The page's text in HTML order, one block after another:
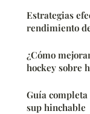
Estrategias
rendimiento
¿Cómo
hockey sobre
Guía
sup hinchable